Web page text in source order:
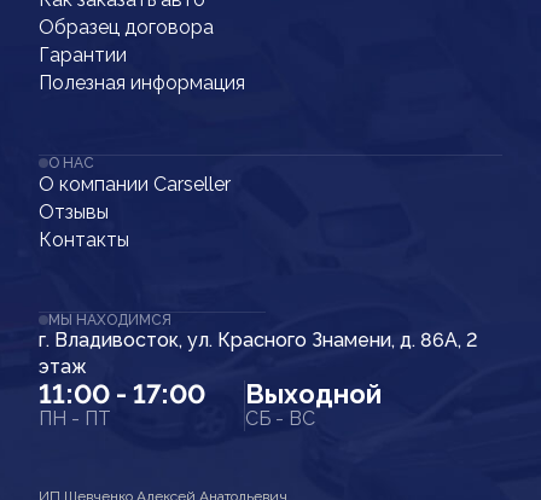
Образец договора
Гарантии
Полезная информация
О НАС
О компании Carseller
Отзывы
Контакты
МЫ НАХОДИМСЯ
г. Владивосток, ул. Красного Знамени, д. 86А, 2
этаж
11:00 - 17:00
ПН - ПТ
Выходной
СБ - ВС
ИП Шевченко Алексей Анатольевич